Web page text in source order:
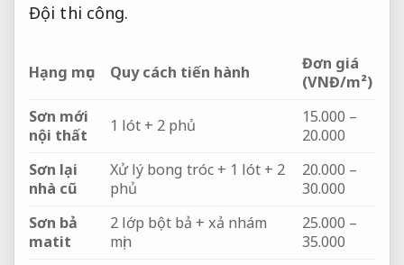
Đội thi công.
Hạng mục Quy cách tiến hành
Đơn giá
(VNĐ/m²)
Sơn mới
nội thất
1 lót + 2 phủ
15.000 –
20.000
Sơn lại
nhà cũ
Xử lý bong tróc + 1 lót + 2
phủ
20.000 –
30.000
Sơn bả
matit
2 lớp bột bả + xả nhám
mịn
25.000 –
35.000